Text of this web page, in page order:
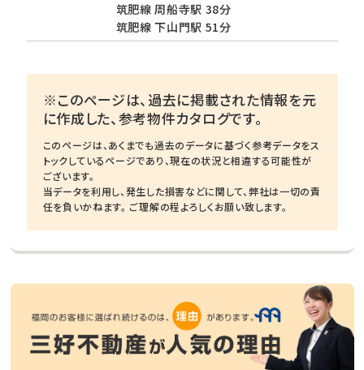
筑肥線 周船寺駅 38分
筑肥線 下山門駅 51分
※このページは、過去に掲載された情報を元
に作成した、参考物件カタログです。
このページは、あくまでも過去のデータに基づく参考データをス
トックしているページであり、現在の状況と相違する可能性が
ございます。
当データを利用し、発生した損害などに関して、弊社は一切の責
任を負いかねます。 ご理解の程よろしくお願い致します。